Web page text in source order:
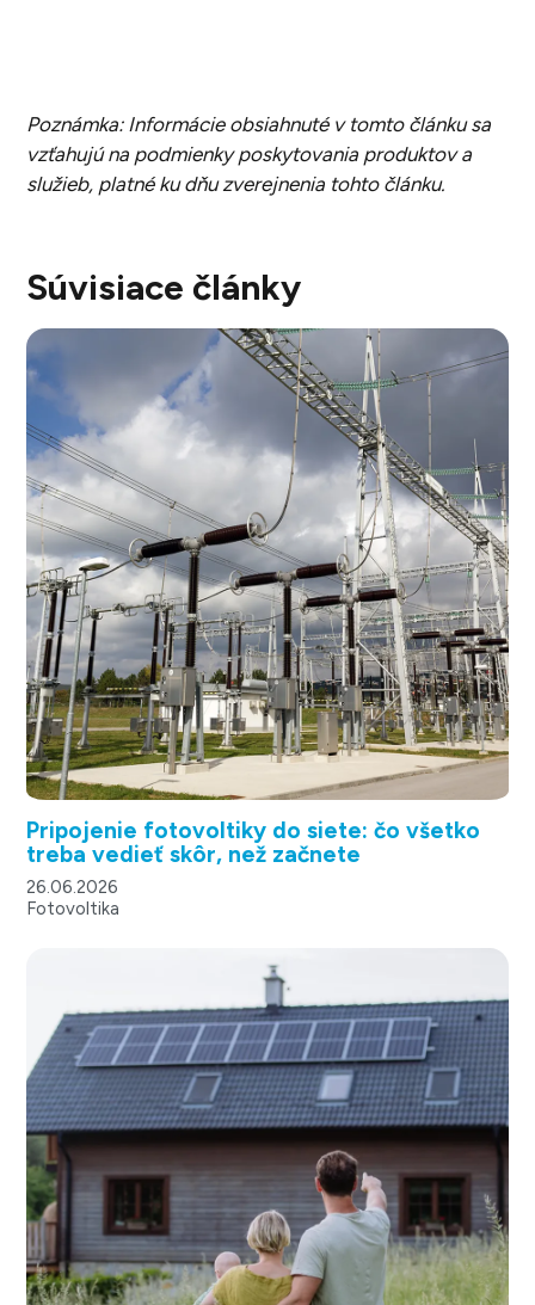
Poznámka: Informácie obsiahnuté v tomto článku sa
vzťahujú na podmienky poskytovania produktov a
služieb, platné ku dňu zverejnenia tohto článku.
Súvisiace články
Pripojenie fotovoltiky do siete: čo všetko
treba vedieť skôr, než začnete
26.06.2026
Fotovoltika